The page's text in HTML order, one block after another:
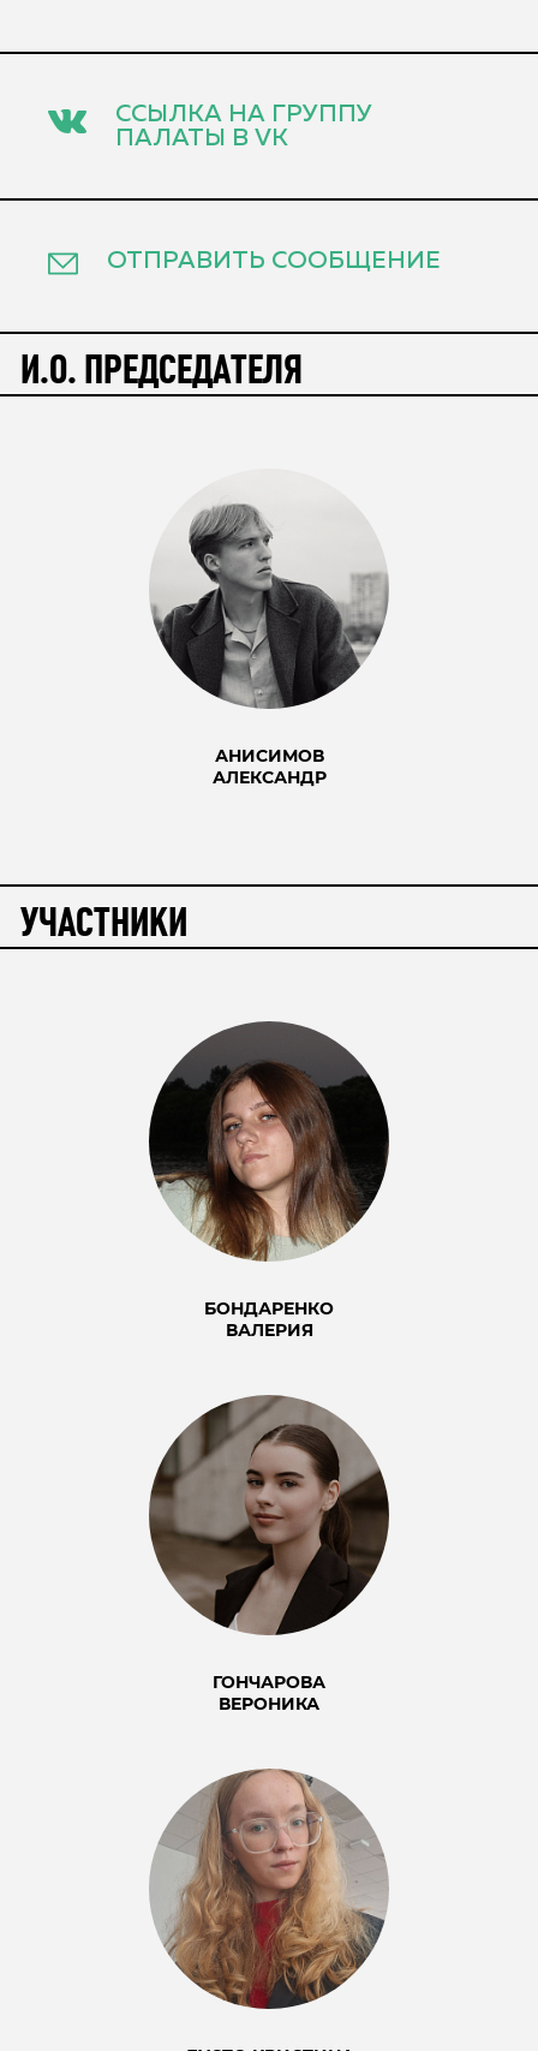
ССЫЛКА НА ГРУППУ
ПАЛАТЫ В VK
ОТПРАВИТЬ СООБЩЕНИЕ
И.О. ПРЕДСЕДАТЕЛЯ
АНИСИМОВ
АЛЕКСАНДР
УЧАСТНИКИ
БОНДАРЕНКО
ВАЛЕРИЯ
ГОНЧАРОВА
ВЕРОНИКА